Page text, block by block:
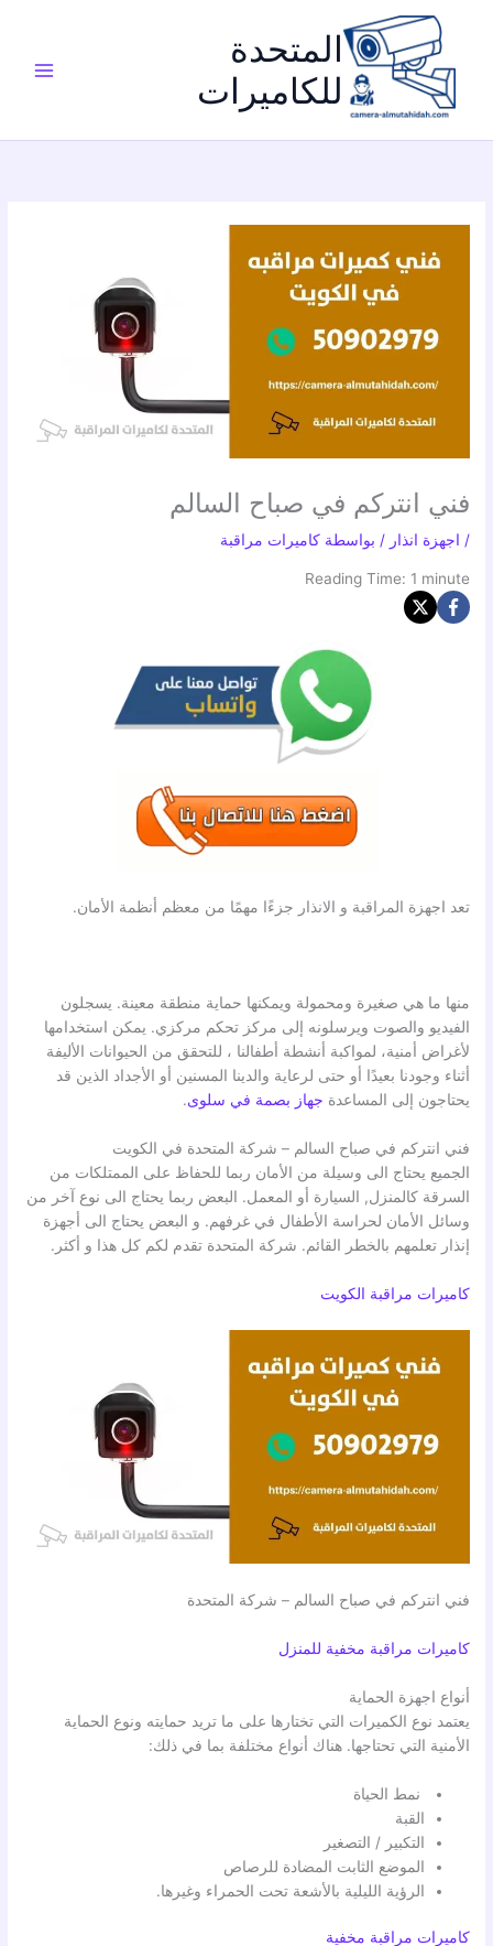
المتحدة
للكاميرات
فني انتركم في صباح السالم
/ اجهزة انذار / بواسطة كاميرات مراقبة
Reading Time: 1 minute
تعد اجهزة المراقبة و الانذار جزءًا مهمًا من معظم أنظمة الأمان.
منها ما هي صغيرة ومحمولة ويمكنها حماية منطقة معينة. يسجلون
الفيديو والصوت ويرسلونه إلى مركز تحكم مركزي. يمكن استخدامها
لأغراض أمنية، لمواكبة أنشطة أطفالنا ، للتحقق من الحيوانات الأليفة
أثناء وجودنا بعيدًا أو حتى لرعاية والدينا المسنين أو الأجداد الذين قد
يحتاجون إلى المساعدة جهاز بصمة في سلوى.
فني انتركم في صباح السالم – شركة المتحدة في الكويت
الجميع يحتاج الى وسيلة من الأمان ربما للحفاظ على الممتلكات من
السرقة كالمنزل, السيارة أو المعمل. البعض ربما يحتاج الى نوع آخر من
وسائل الأمان لحراسة الأطفال في غرفهم. و البعض يحتاج الى أجهزة
إنذار تعلمهم بالخطر القائم. شركة المتحدة تقدم لكم كل هذا و أكثر.
كاميرات مراقبة الكويت
فني انتركم في صباح السالم – شركة المتحدة
كاميرات مراقبة مخفية للمنزل
أنواع اجهزة الحماية
يعتمد نوع الكميرات التي تختارها على ما تريد حمايته ونوع الحماية
الأمنية التي تحتاجها. هناك أنواع مختلفة بما في ذلك:
نمط الحياة
القبة
التكبير / التصغير
الموضع الثابت المضادة للرصاص
الرؤية الليلية بالأشعة تحت الحمراء وغيرها.
كاميرات مراقبة مخفية